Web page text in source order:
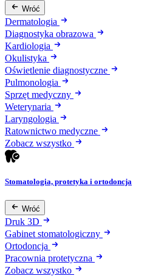
Wróć
Dermatologia
Diagnostyka obrazowa
Kardiologia
Okulistyka
Oświetlenie diagnostyczne
Pulmonologia
Sprzęt medyczny
Weterynaria
Laryngologia
Ratownictwo medyczne
Zobacz wszystko
Stomatologia, protetyka i ortodoncja
Wróć
Druk 3D
Gabinet stomatologiczny
Ortodoncja
Pracownia protetyczna
Zobacz wszystko